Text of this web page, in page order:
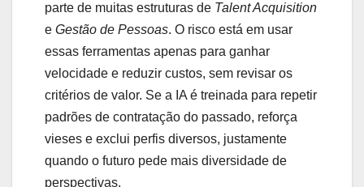
parte de muitas estruturas de Talent Acquisition
e Gestão de Pessoas. O risco está em usar
essas ferramentas apenas para ganhar
velocidade e reduzir custos, sem revisar os
critérios de valor. Se a IA é treinada para repetir
padrões de contratação do passado, reforça
vieses e exclui perfis diversos, justamente
quando o futuro pede mais diversidade de
perspectivas.